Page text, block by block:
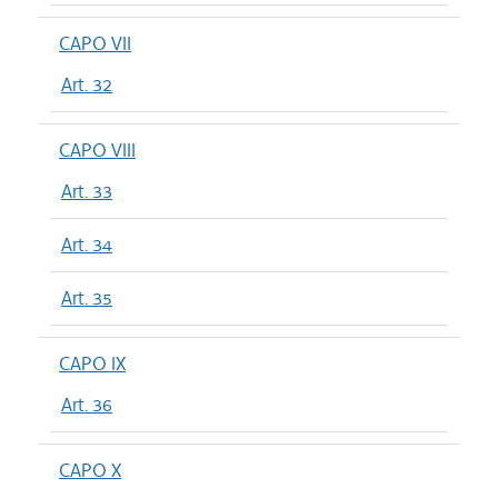
CAPO VII
Art. 32
CAPO VIII
Art. 33
Art. 34
Art. 35
CAPO IX
Art. 36
CAPO X